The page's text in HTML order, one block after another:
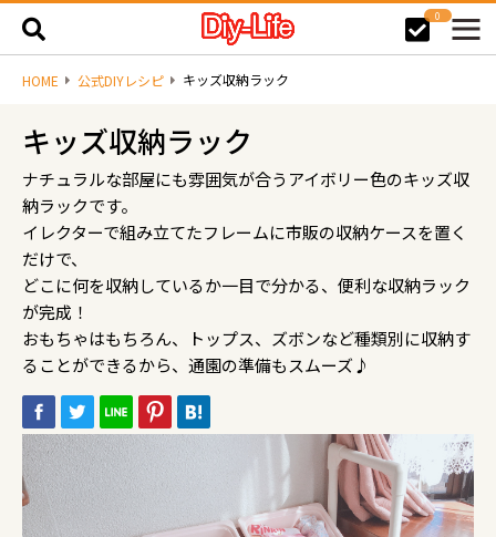
0
HOME 公式DIYレシピ キッズ収納ラック
キッズ収納ラック
ナチュラルな部屋にも雰囲気が合うアイボリー色のキッズ収
納ラックです。
イレクターで組み立てたフレームに市販の収納ケースを置く
だけで、
どこに何を収納しているか一目で分かる、便利な収納ラック
が完成！
おもちゃはもちろん、トップス、ズボンなど種類別に収納す
ることができるから、通園の準備もスムーズ♪